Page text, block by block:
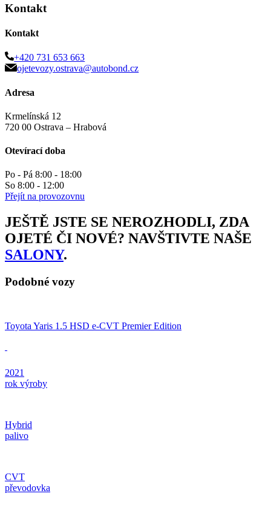
Kontakt
Kontakt
+420 731 653 663
ojetevozy.ostrava@autobond.cz
Adresa
Krmelínská 12
720 00 Ostrava – Hrabová
Otevírací doba
Po - Pá 8:00 - 18:00
So 8:00 - 12:00
Přejít na provozovnu
JEŠTĚ JSTE SE NEROZHODLI, ZDA
OJETÉ ČI NOVÉ? NAVŠTIVTE NAŠE
SALONY.
Podobné vozy
Toyota Yaris 1.5 HSD e-CVT Premier Edition
2021
rok výroby
Hybrid
palivo
CVT
převodovka